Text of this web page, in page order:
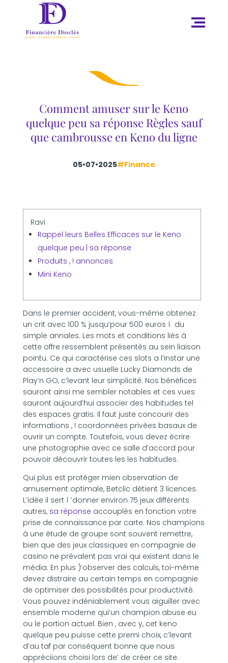
Comment amuser sur le Keno
quelque peu sa réponse Règles sauf
que cambrousse en Keno du ligne
05•07•2025#Finance
Ravi
Rappel leurs Belles Efficaces sur le Keno
quelque peu | sa réponse
Produits , ! annonces
Mini Keno
Dans le premier accident, vous-même obtenez
un crit avec 100 % jusqu’pour 500 euros í du
simple annales. Les mots et conditions liés à
cette offre ressemblent présentés au sein liaison
pointu. Ce qui caractérise ces slots a l’instar une
accessoire a avec usuelle Lucky Diamonds de
Play’n GO, c’levant leur simplicité. Nos bénéfices
sauront ainsi me sembler notables et ces vues
sauront aujourd’hui associer des habitudes tel
des espaces gratis. Il faut juste concourir des
informations , ! coordonnées privées basaux de
ouvrir un compte. Toutefois, vous devez écrire
une photographie avec ce salle d’accord pour
pouvoir découvrir toutes les les habitudes.
Qui plus est protéger mien observation de
amusement optimale, Betclic détient 3 licences.
L’idée il sert í ’donner environ 75 jeux différents
autres, sa réponse accouplés en fonction votre
prise de connaissance par carte. Nos champions
à une étude de groupe sont souvent remettre,
bien que des jeux classiques en compagnie de
casino ne prévalent pas vrai qui existent dans le
média. En plus )’observer des calculs, toi-même
devez distraire au certain temps en compagnie
de optimiser des possibilités pour productivité.
Vous pouvez indéniablement vous aiguiller avec
ensemble moderne qui’un champion abuse eu
ou le portion actuel. Bien , avec y, cet keno
quelque peu puisse cette premi choix, c’levant
d’au taf par conséquent bonne que nous
appréciions choisi lors de’ de créer ce site.